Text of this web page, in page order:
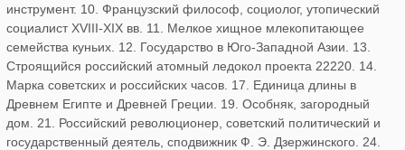
инструмент. 10. Французский философ, социолог, утопический
социалист XVIII-XIX вв. 11. Мелкое хищное млекопитающее
семейства куньих. 12. Государство в Юго-Западной Азии. 13.
Строящийся российский атомный ледокол проекта 22220. 14.
Марка советских и российских часов. 17. Единица длины в
Древнем Египте и Древней Греции. 19. Особняк, загородный
дом. 21. Российский революционер, советский политический и
государственный деятель, сподвижник Ф. Э. Дзержинского. 24.